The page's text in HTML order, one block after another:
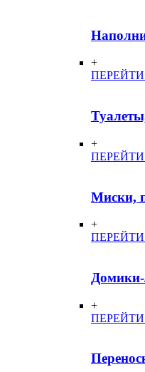
+
ПЕРЕЙТИ
+
ПЕРЕЙТИ
Миски,
+
ПЕРЕЙТИ
+
ПЕРЕЙТИ